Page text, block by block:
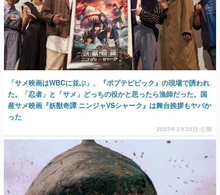
「サメ映画はWBCに並ぶ」、『ポプテピピック』の現場で誘われ
た。「忍者」と「サメ」どっちの役かと思ったら漁師だった。国
産サメ映画『妖獣奇譚 ニンジャVSシャーク』は舞台挨拶もヤバか
った
2023年3月30日 公開